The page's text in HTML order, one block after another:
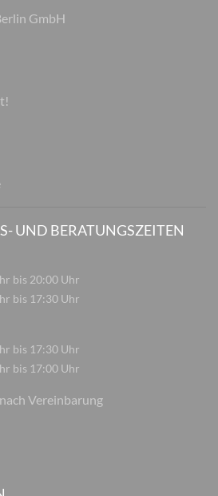
GmbH
UND BERATUNGSZEITEN
bis 20:00 Uhr
bis 17:30 Uhr
bis 17:30 Uhr
bis 17:00 Uhr
Vereinbarung